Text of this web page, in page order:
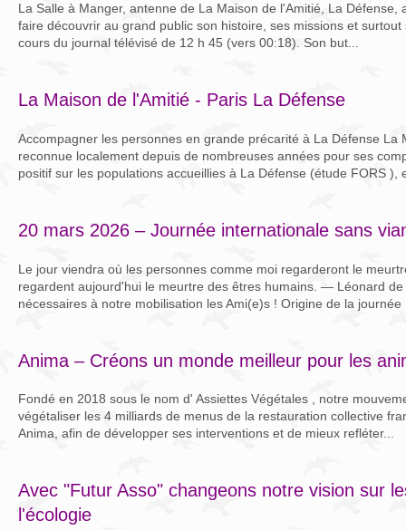
La Salle à Manger, antenne de La Maison de l'Amitié, La Défense,
faire découvrir au grand public son histoire, ses missions et
cours du journal télévisé de 12 h 45 (vers 00:18). Son but...
La Maison de l'Amitié - Paris La Défense
Accompagner les personnes en grande précarité à La Défense La
reconnue localement depuis de nombreuses années pour ses
positif sur les populations accueillies à La Défense (étude FORS ),
20 mars 2026 – Journée internationale sans
Le jour viendra où les personnes comme moi regarderont le
regardent aujourd'hui le meurtre des êtres humains. — Léonard de
nécessaires à notre mobilisation les Ami(e)s ! Origine de la journée
Anima – Créons un monde meilleur pour les
Fondé en 2018 sous le nom d' Assiettes Végétales , notre
végétaliser les 4 milliards de menus de la restauration collective
Anima, afin de développer ses interventions et de mieux refléter...
Avec "Futur Asso" changeons notre vision sur
l'écologie